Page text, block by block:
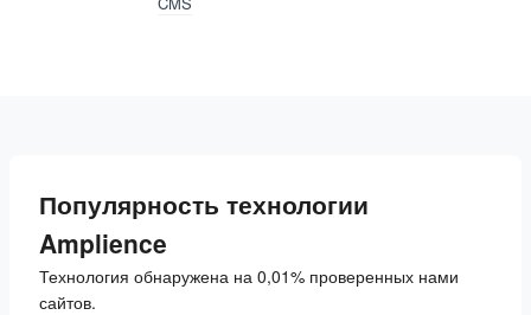
Популярность технологии
Amplience
Технология обнаружена на 0,01% проверенных нами
сайтов.